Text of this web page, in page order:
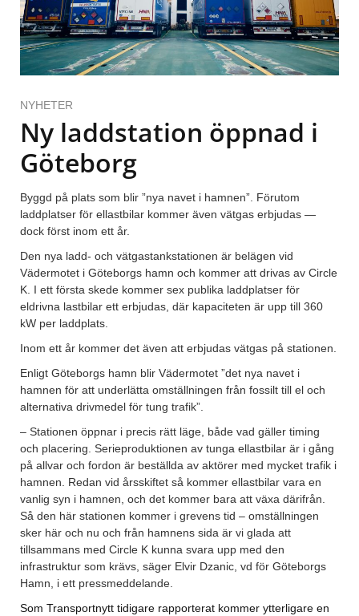
NYHETER
Ny laddstation öppnad i
Göteborg
Byggd på plats som blir ”nya navet i hamnen”. Förutom
laddplatser för ellastbilar kommer även vätgas erbjudas —
dock först inom ett år.
Den nya ladd- och vätgastankstationen är belägen vid
Vädermotet i Göteborgs hamn och kommer att drivas av Circle
K. I ett första skede kommer sex publika laddplatser för
eldrivna lastbilar ett erbjudas, där kapaciteten är upp till 360
kW per laddplats.
Inom ett år kommer det även att erbjudas vätgas på stationen.
Enligt Göteborgs hamn blir Vädermotet ”det nya navet i
hamnen för att underlätta omställningen från fossilt till el och
alternativa drivmedel för tung trafik”.
– Stationen öppnar i precis rätt läge, både vad gäller timing
och placering. Serieproduktionen av tunga ellastbilar är i gång
på allvar och fordon är beställda av aktörer med mycket trafik i
hamnen. Redan vid årsskiftet så kommer ellastbilar vara en
vanlig syn i hamnen, och det kommer bara att växa därifrån.
Så den här stationen kommer i grevens tid – omställningen
sker här och nu och från hamnens sida är vi glada att
tillsammans med Circle K kunna svara upp med den
infrastruktur som krävs, säger Elvir Dzanic, vd för Göteborgs
Hamn, i ett pressmeddelande.
Som Transportnytt tidigare rapporterat kommer ytterligare en